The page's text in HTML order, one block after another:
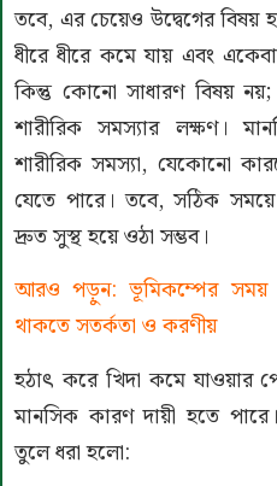
তবে, এর চেয়েও উদ্বেগের
ধীরে ধীরে কমে যায় এবং
কিন্তু কোনো সাধারণ বিষয়
শারীরিক সমস্যার লক্ষণ।
শারীরিক সমস্যা, যেকোনো
যেতে পারে। তবে, সঠিক
দ্রুত সুস্থ হয়ে ওঠা সম্ভব।
আরও পড়ুন: ভূমিকম্পের সময়
থাকতে সতর্কতা ও করণীয়
হঠাৎ করে খিদা কমে যাওয়ার
মানসিক কারণ দায়ী হতে
তুলে ধরা হলো: